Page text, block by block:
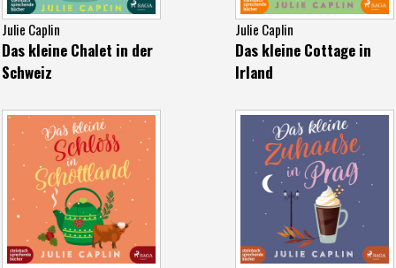
Julie Caplin
Das kleine Chalet in der
Schweiz
Julie Caplin
Das kleine Cottage in
Irland